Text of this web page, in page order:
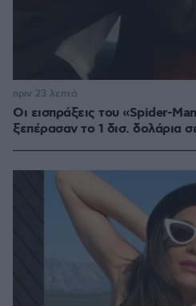
Οι εισπράξεις του «Spider-
ξεπέρασαν το 1 δισ. δολάρια
πριν 23 λεπτά